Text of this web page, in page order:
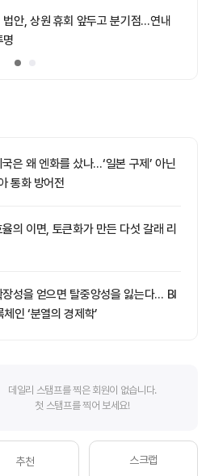
법안, 상원 휴회 앞두고 분기점…연내
명
은 왜 엔화를 샀나…‘일본 구제’ 아닌
통화 방어전
의 이면, 토큰화가 만든 다섯 갈래 리
성을 얻으면 탈중앙성을 잃는다… BI
인 ‘분열의 경제학’
데일리 스탬프를 찍은 회원이 없습니다.
첫 스탬프를 찍어 보세요!
추천
스크랩